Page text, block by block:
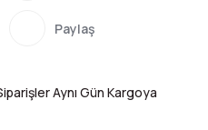
Paylaş
Aynı Gün Kargoya